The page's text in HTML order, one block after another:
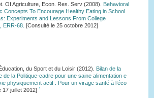
Of Agriculture, Econ. Res. Serv (2008). Behavioral
Concepts To Encourage Healthy Eating in School
Experiments and Lessons From College
ERR-68. [Consulté le 25 octobre 2012]
du Sport et du Loisir (2012).
Bilan de la
la Politique-cadre pour une saine alimentation e
physiquement actif : Pour un virage santé à l’éco
17 juillet 2012] ↑